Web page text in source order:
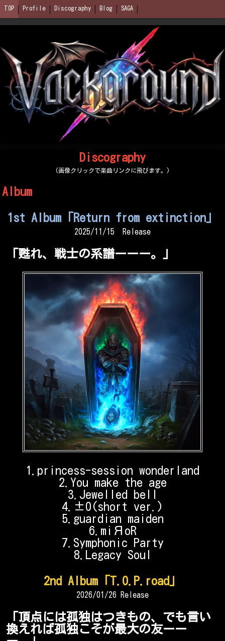
TOP Profile Discography Blog SAGA
Discography
(画像クリックで楽曲リンクに飛びます。)
Album
1st Album「Return from extinction」
2025/11/15 Release
「甦れ、戦士の系譜ーーー。」
1.princess-session wonderland
2.You make the age
3.Jewelled bell
4.±0(short ver.)
5.guardian maiden
6.miЯoR
7.Symphonic Party
8.Legacy Soul
2nd Album「T.O.P.road」
2026/01/26 Release
「頂点には孤独はつきもの、でも言い
換えれば孤独こそが最大の友ーー